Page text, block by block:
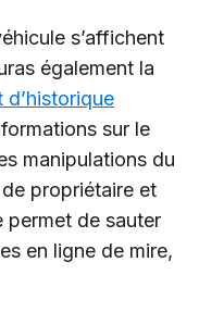
s’affichent
également la
d’historique
sur le
manipulations du
propriétaire et
permet de sauter
en ligne de mire,